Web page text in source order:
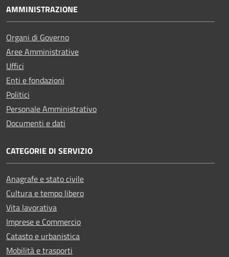
AMMINISTRAZIONE
Organi di Governo
Aree Amministrative
Uffici
Enti e fondazioni
Politici
Personale Amministrativo
Documenti e dati
CATEGORIE DI SERVIZIO
Anagrafe e stato civile
Cultura e tempo libero
Vita lavorativa
Imprese e Commercio
Catasto e urbanistica
Mobilità e trasporti